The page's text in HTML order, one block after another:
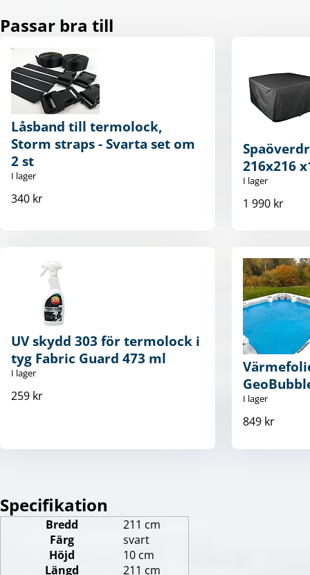
Passar bra till
Låsband till termolock,
Storm straps - Svarta set om
2 st
I lager
340 kr
216x216
I lager
1 990 kr
UV skydd 303 för termolock i
tyg Fabric Guard 473 ml
I lager
259 kr I lager
849 kr
Specifikation
Bredd
211 cm
Färg
svart
Höjd
10 cm
Längd
211 cm